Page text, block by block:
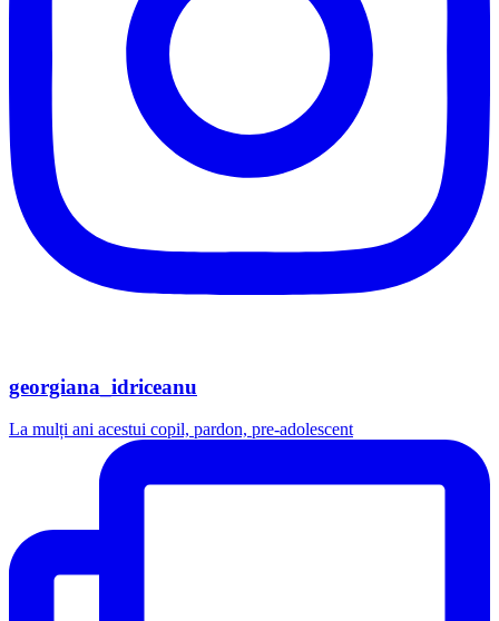
georgiana_idriceanu
La mulți ani acestui copil, pardon, pre-adolescent